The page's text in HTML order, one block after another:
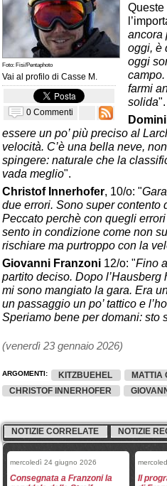
Foto: Fisi/Pentaphoto
Vai al profilo di Casse M.
0 Commenti
ancora
oggi, è
oggi
farmi
solida".
essere un po’ più preciso al
velocità. C’è una bella neve,
spingere: naturale che la
vada meglio".
Christof Innerhofer, 10/o: "
due errori. Sono super
Peccato perchè con quegli
sento in condizione come non
rischiare ma purtroppo con la
Giovanni Franzoni 12/o: "Fino
partito deciso. Dopo
mi sono mangiato la gara. Era
un passaggio un po’ tattico e
Speriamo bene per domani: sto
(venerdì 23 gennaio 2026)
ARGOMENTI: KITZBUEHEL
MATTIA
CHRISTOF INNERHOFER
NOTIZIE CORRELATE NOTIZIE
mercoledì 24 giugno 2026
Consegnata a Franzoni la
Il